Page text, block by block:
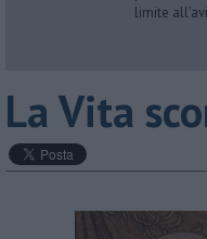
limite
​La Vita